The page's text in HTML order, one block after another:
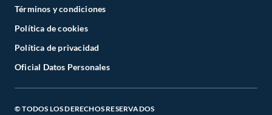
Términos y condiciones
Política de cookies
Política de privacidad
Oficial Datos Personales
© TODOS LOS DERECHOS RESERVADOS